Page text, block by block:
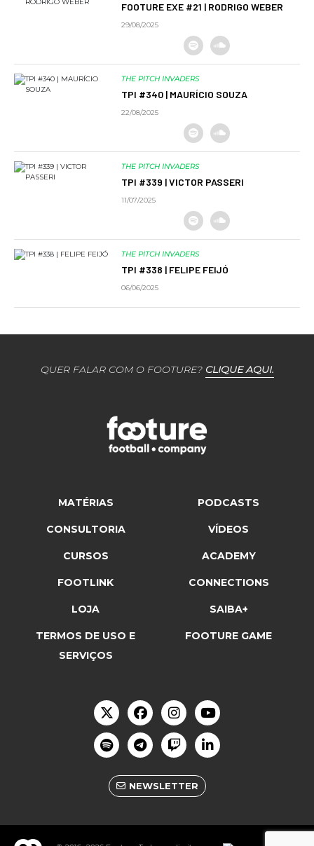
FOOTURE EXE #21 | RODRIGO WEBER
29/08/2025
THE PITCH INVADERS
TPI #340 | MAURÍCIO SOUZA
22/08/2025
THE PITCH INVADERS
TPI #339 | VICTOR PASSERI
11/07/2025
THE PITCH INVADERS
TPI #338 | FELIPE FEIJÓ
06/06/2025
QUER FALAR COM O FOOTURE? CLIQUE AQUI.
MATÉRIAS PODCASTS
CONSULTORIA VÍDEOS
CURSOS ACADEMY
FOOTLINK CONNECTIONS
LOJA SAIBA+
TERMOS DE USO E
SERVIÇOS
FOOTURE GAME
NEWSLETTER